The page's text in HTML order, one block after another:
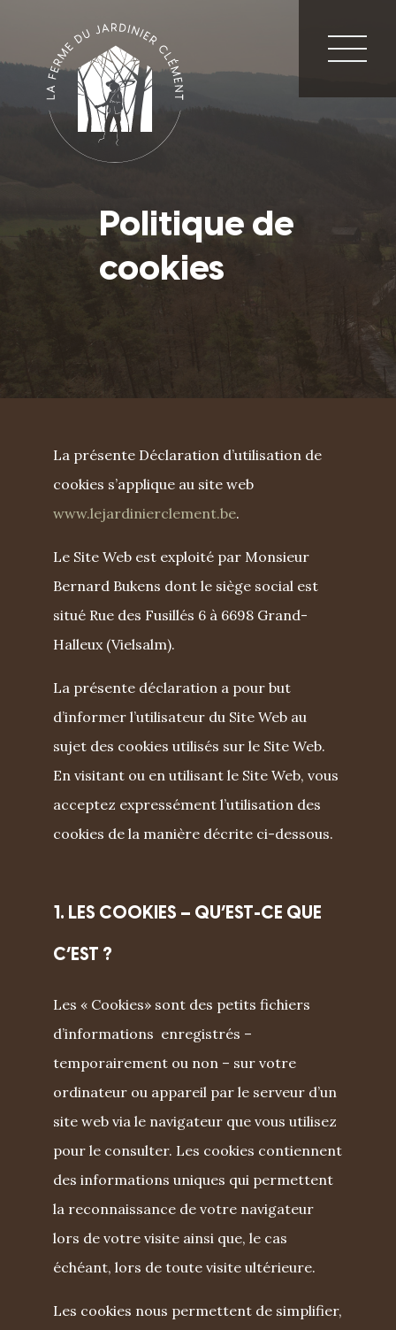
Politique de
cookies
La présente Déclaration d’utilisation de
cookies s’applique au site web
www.lejardinierclement.be.
Le Site Web est exploité par Monsieur
Bernard Bukens dont le siège social est
situé Rue des Fusillés 6 à 6698 Grand-
Halleux (Vielsalm).
La présente déclaration a pour but
d’informer l’utilisateur du Site Web au
sujet des cookies utilisés sur le Site Web.
En visitant ou en utilisant le Site Web, vous
acceptez expressément l’utilisation des
cookies de la manière décrite ci-dessous.
1. LES COOKIES – QU’EST-CE QUE
C’EST ?
Les « Cookies» sont des petits fichiers
d’informations enregistrés –
temporairement ou non – sur votre
ordinateur ou appareil par le serveur d’un
site web via le navigateur que vous utilisez
pour le consulter. Les cookies contiennent
des informations uniques qui permettent
la reconnaissance de votre navigateur
lors de votre visite ainsi que, le cas
échéant, lors de toute visite ultérieure.
Les cookies nous permettent de simplifier,